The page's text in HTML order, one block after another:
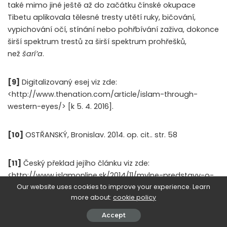
také mimo jiné ještě až do začátku čínské okupace
Tibetu aplikovala tělesné tresty utětí ruky, bičování,
vypichování očí, stínání nebo pohřbívání zaživa, dokonce
širší spektrum trestů za širší spektrum prohřešků,
než šarí’a.
[9] Digitalizovaný esej viz zde:
<http://www.thenation.com/article/islam-through-
western-eyes/> [k 5. 4. 2016].
[10] OSTŘANSKÝ, Bronislav. 2014. op. cit.. str. 58
[11] Český překlad jejího článku viz zde:
<http://www.islamonline.sk/2014/11/mylne-predstavy-o-
politickem-islamu/> [k 5. 4. 2016].
Our website uses cookies to improve your experience. Learn
more about: cookie policy
Accept